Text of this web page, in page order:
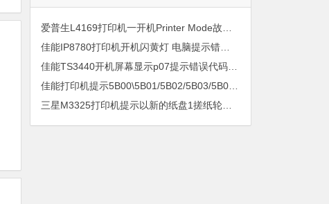
佳能IP8780打印机开机闪黄灯 电脑提示错误5B00快速解决方案清零
佳能TS3440开机屏幕显示p07提示错误代码5B00快速解决方案 清零
佳能打印机提示5B00\5B01/5B02/5B03/5B04/5B11/5B12/5B13/5B14/1700/1702/1703/1704
三星M3325打印机提示以新的纸盘1搓纸轮进行更换